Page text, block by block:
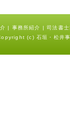
| 事務所紹介 | 司法書
(c) 石垣・松井